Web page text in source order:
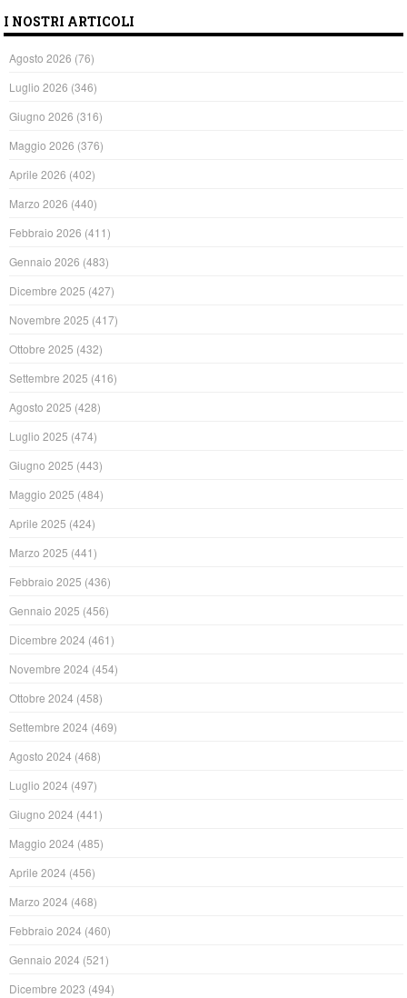
I NOSTRI ARTICOLI
Agosto 2026 (76)
Luglio 2026 (346)
Giugno 2026 (316)
Maggio 2026 (376)
Aprile 2026 (402)
Marzo 2026 (440)
Febbraio 2026 (411)
Gennaio 2026 (483)
Dicembre 2025 (427)
Novembre 2025 (417)
Ottobre 2025 (432)
Settembre 2025 (416)
Agosto 2025 (428)
Luglio 2025 (474)
Giugno 2025 (443)
Maggio 2025 (484)
Aprile 2025 (424)
Marzo 2025 (441)
Febbraio 2025 (436)
Gennaio 2025 (456)
Dicembre 2024 (461)
Novembre 2024 (454)
Ottobre 2024 (458)
Settembre 2024 (469)
Agosto 2024 (468)
Luglio 2024 (497)
Giugno 2024 (441)
Maggio 2024 (485)
Aprile 2024 (456)
Marzo 2024 (468)
Febbraio 2024 (460)
Gennaio 2024 (521)
Dicembre 2023 (494)